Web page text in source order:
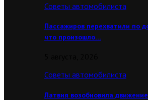
Советы автомобилиста
Пассажиров перехватили по
что произошло…
Советы автомобилиста
Латвия возобновила